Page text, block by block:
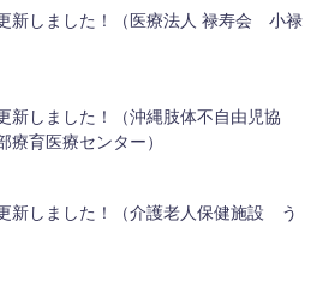
新しました！（医療法人 禄寿会 小禄
新しました！（沖縄肢体不自由児協
育医療センター）
新しました！（介護老人保健施設 う